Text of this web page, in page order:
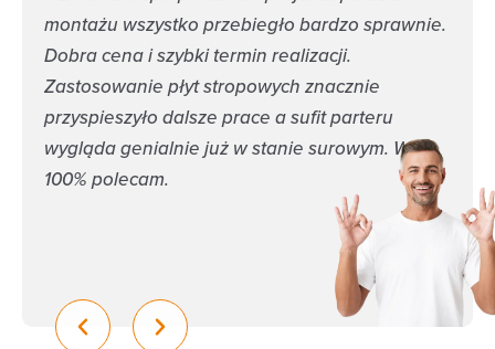
montażu wszystko przebiegło bardzo sprawnie.
Dobra cena i szybki termin realizacji.
Zastosowanie płyt stropowych znacznie
przyspieszyło dalsze prace a sufit parteru
wygląda genialnie już w stanie surowym. W
100% polecam.